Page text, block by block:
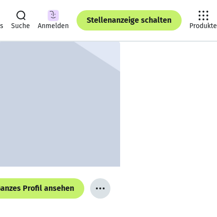
Suche Anmelden
Stellenanzeige schalten
Produkte
Profil ansehen